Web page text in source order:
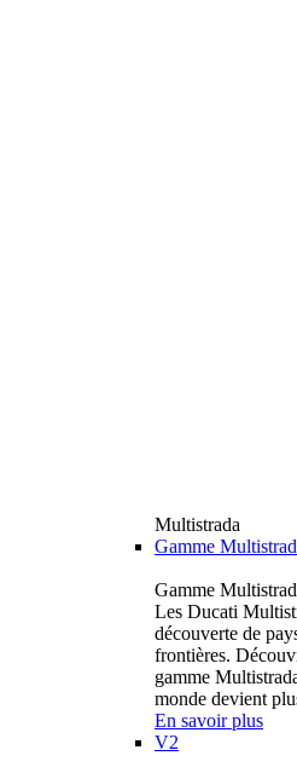
Multistrada
Gamme
Gamme
Les Ducati
découverte de
frontières.
gamme
monde devient
En savoir plus
V2